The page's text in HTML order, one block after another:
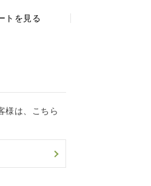
トを見る
様は、こちら